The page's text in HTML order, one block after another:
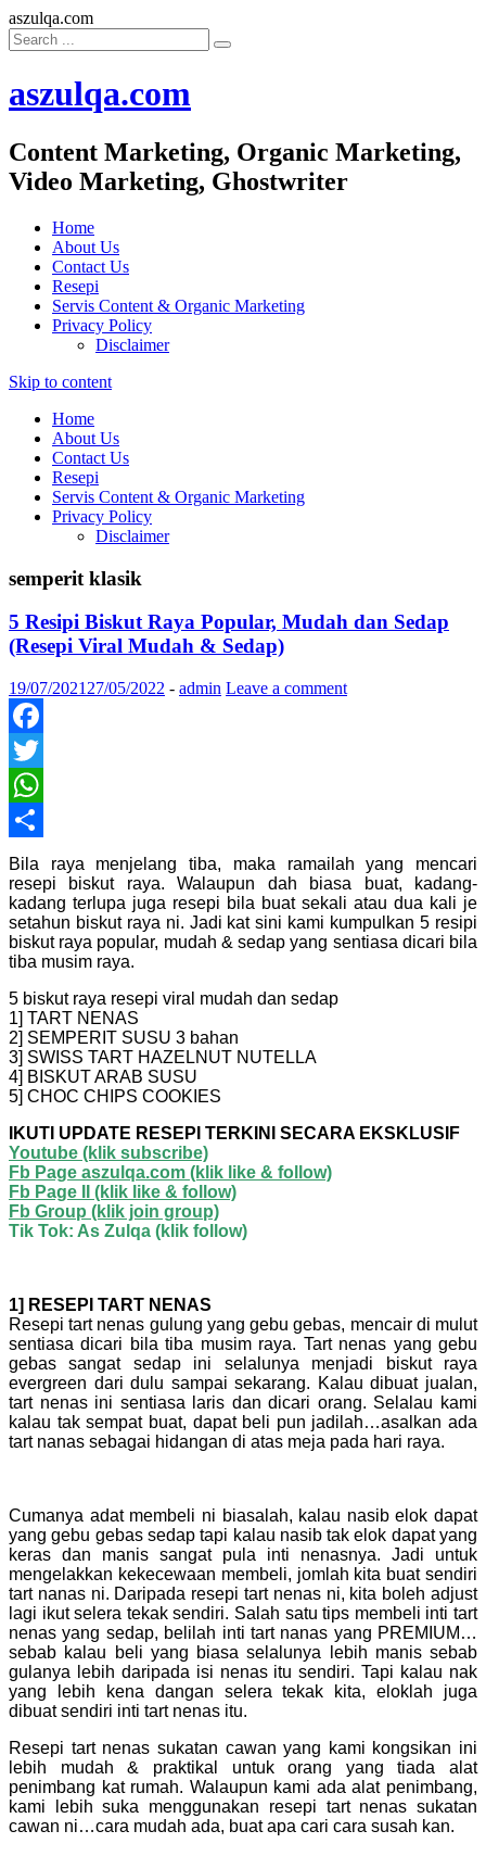
aszulqa.com
aszulqa.com
Content Marketing, Organic Marketing,
Video Marketing, Ghostwriter
Home
About Us
Contact Us
Resepi
Servis Content & Organic Marketing
Privacy Policy
Disclaimer
Skip to content
Home
About Us
Contact Us
Resepi
Servis Content & Organic Marketing
Privacy Policy
Disclaimer
semperit klasik
5 Resipi Biskut Raya Popular, Mudah dan Sedap
(Resepi Viral Mudah & Sedap)
19/07/2021 27/05/2022 - admin Leave a comment
Facebook
Twitter
WhatsApp
Share
Bila raya menjelang tiba, maka ramailah yang mencari
resepi biskut raya. Walaupun dah biasa buat, kadang-
kadang terlupa juga resepi bila buat sekali atau dua kali je
setahun biskut raya ni. Jadi kat sini kami kumpulkan 5 resipi
biskut raya popular, mudah & sedap yang sentiasa dicari bila
tiba musim raya.
5 biskut raya resepi viral mudah dan sedap
1] TART NENAS
2] SEMPERIT SUSU 3 bahan
3] SWISS TART HAZELNUT NUTELLA
4] BISKUT ARAB SUSU
5] CHOC CHIPS COOKIES
IKUTI UPDATE RESEPI TERKINI SECARA EKSKLUSIF
Youtube (klik subscribe)
Fb Page aszulqa.com (klik like & follow)
Fb Page II (klik like & follow)
Fb Group (klik join group)
Tik Tok: As Zulqa (klik follow)
1] RESEPI TART NENAS
Resepi tart nenas gulung yang gebu gebas, mencair di mulut
sentiasa dicari bila tiba musim raya. Tart nenas yang gebu
gebas sangat sedap ini selalunya menjadi biskut raya
evergreen dari dulu sampai sekarang. Kalau dibuat jualan,
tart nenas ini sentiasa laris dan dicari orang. Selalau kami
kalau tak sempat buat, dapat beli pun jadilah…asalkan ada
tart nanas sebagai hidangan di atas meja pada hari raya.
Cumanya adat membeli ni biasalah, kalau nasib elok dapat
yang gebu gebas sedap tapi kalau nasib tak elok dapat yang
keras dan manis sangat pula inti nenasnya. Jadi untuk
mengelakkan kekecewaan membeli, jomlah kita buat sendiri
tart nanas ni. Daripada resepi tart nenas ni, kita boleh adjust
lagi ikut selera tekak sendiri. Salah satu tips membeli inti tart
nenas yang sedap, belilah inti tart nanas yang PREMIUM…
sebab kalau beli yang biasa selalunya lebih manis sebab
gulanya lebih daripada isi nenas itu sendiri. Tapi kalau nak
yang lebih kena dangan selera tekak kita, eloklah juga
dibuat sendiri inti tart nenas itu.
Resepi tart nenas sukatan cawan yang kami kongsikan ini
lebih mudah & praktikal untuk orang yang tiada alat
penimbang kat rumah. Walaupun kami ada alat penimbang,
kami lebih suka menggunakan resepi tart nenas sukatan
cawan ni…cara mudah ada, buat apa cari cara susah kan.